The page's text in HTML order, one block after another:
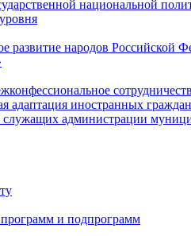
национальной
развитие народов Российской
адаптация иностранных
администрации
и подпрограмм